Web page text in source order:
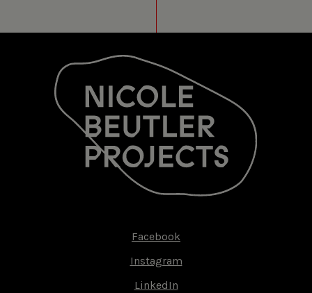
Facebook
Instagram
LinkedIn